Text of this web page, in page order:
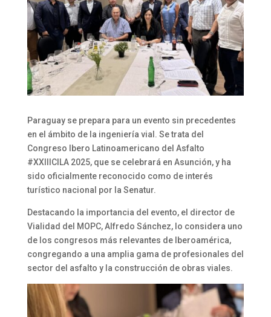
Paraguay se prepara para un evento sin precedentes
en el ámbito de la ingeniería vial. Se trata del
Congreso Ibero Latinoamericano del Asfalto
#XXIIICILA 2025, que se celebrará en Asunción, y ha
sido oficialmente reconocido como de interés
turístico nacional por la Senatur.
Destacando la importancia del evento, el director de
Vialidad del MOPC, Alfredo Sánchez, lo considera uno
de los congresos más relevantes de Iberoamérica,
congregando a una amplia gama de profesionales del
sector del asfalto y la construcción de obras viales.